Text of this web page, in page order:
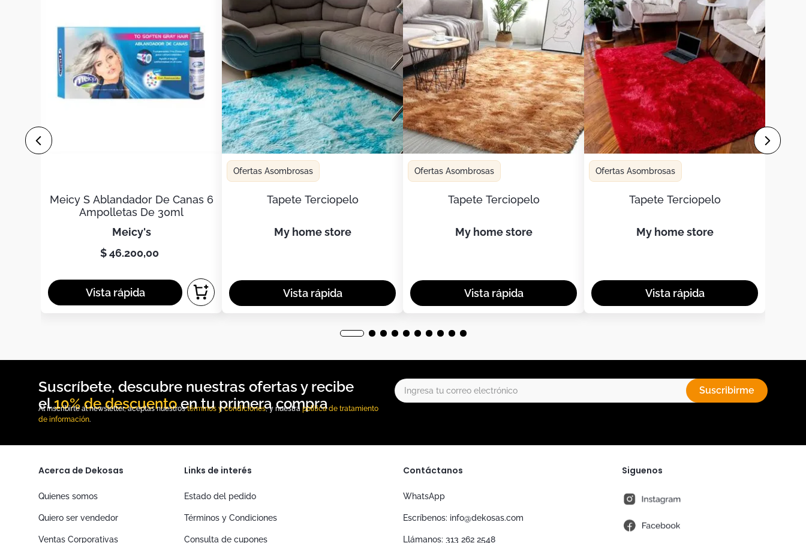
Meicy S Ablandador De Canas 6
Ampolletas De 30ml
meicy's
$ 46.200,00
Ofertas Asombrosas
Tapete Terciopelo
my home store
Ofertas Asombrosas
Tapete Terciopelo
my home store
Ofertas Asombrosas
Tapete Terciopelo
my home store
10% de descuento
Suscribirme
Al inscribirte al newsletter, aceptas nuestrostérminos y condiciones, y nuestra política de tratamiento
de información.
Acerca de Dekosas
Quienes somos
Quiero ser vendedor
Ventas Corporativas
Links de interés
Estado del pedido
Términos y Condiciones
Consulta de cupones
Contáctanos
WhatsApp
Escríbenos: info@dekosas.com
Llámanos: 313 262 2548
Siguenos
instagram
fb